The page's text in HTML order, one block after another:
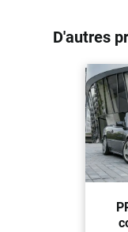
D'autres